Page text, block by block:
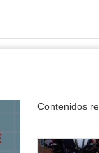
Contenidos